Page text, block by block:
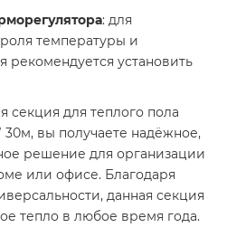
: для
температуры и
рекомендуется установить
секция для теплого пола
30м, вы получаете надёжное,
решение для организации
или офисе. Благодаря
данная секция
тепло в любое время года.​